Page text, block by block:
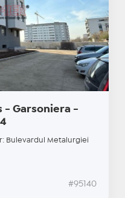
- Garsoniera -
Bulevardul Metalurgiei
#95140